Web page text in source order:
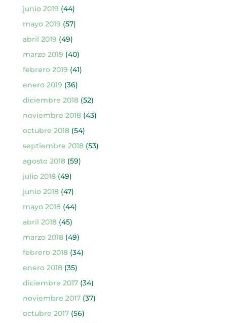
junio 2019 (44)
mayo 2019 (57)
abril 2019 (49)
marzo 2019 (40)
febrero 2019 (41)
enero 2019 (36)
diciembre 2018(52)
noviembre 2018(43)
octubre 2018(54)
septiembre 2018(53)
agosto 2018(59)
julio 2018(49)
junio 2018(47)
mayo 2018(44)
abril 2018(45)
marzo 2018(49)
febrero 2018(34)
enero 2018(35)
diciembre 2017(34)
noviembre 2017(37)
octubre 2017(56)